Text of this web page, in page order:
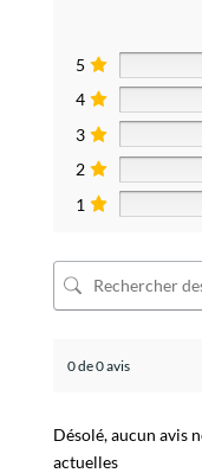
5
4
3
2
1
0 de 0 avis
Désolé, aucun avis
actuelles